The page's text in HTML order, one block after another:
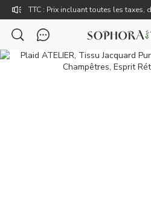
Rejoignez Sophora Déco pour des